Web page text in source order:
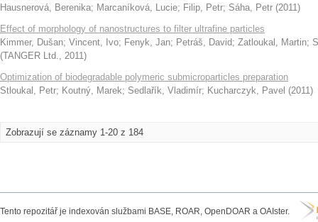
Hausnerová, Berenika; Marcaníková, Lucie; Filip, Petr; Sáha, Petr (2011)
Effect of morphology of nanostructures to filter ultrafine particles
Kimmer, Dušan; Vincent, Ivo; Fenyk, Jan; Petráš, David; Zatloukal, Martin;
(TANGER Ltd., 2011)
Optimization of biodegradable polymeric submicroparticles preparation
Stloukal, Petr; Koutný, Marek; Sedlařík, Vladimír; Kucharczyk, Pavel (2011)
Zobrazují se záznamy 1-20 z 184
Tento repozitář je indexován službami BASE, ROAR, OpenDOAR a OAIster.